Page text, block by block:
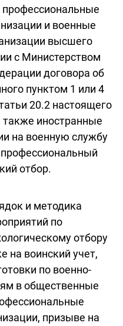
профессиональные
и военные
высшего
с Министерством
договора об
пунктом 1 или 4
20.2 настоящего
также иностранные
на военную службу
профессиональный
отбор.
и методика
по
отбору
на воинский учет,
по военно-
в общественные
призыве на